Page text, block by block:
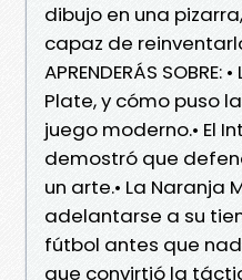
dibujo en una
capaz de reinventarlo
APRENDERÁS
Plate, y cómo puso
juego moderno.• El
demostró que
un arte.• La Naranja
adelantarse a su
fútbol antes que
que convirtió la